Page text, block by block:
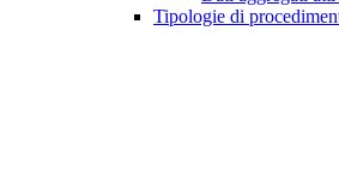
Tipologie di